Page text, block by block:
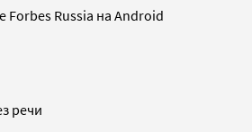
Russia на Android
речи